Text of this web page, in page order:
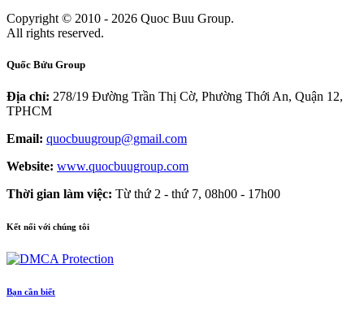
Copyright © 2010 - 2026 Quoc Buu Group.
All rights reserved.
Quốc Bửu Group
Địa chỉ: 278/19 Đường Trần Thị Cờ, Phường Thới An, Quận 12,
TPHCM
Email: quocbuugroup@gmail.com
Website: www.quocbuugroup.com
Thời gian làm việc: Từ thứ 2 - thứ 7, 08h00 - 17h00
Kết nối với chúng tôi
Bạn cần biết